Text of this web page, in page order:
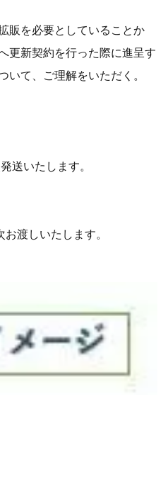
販を必要としていることか
更新契約を行った際に進呈す
いて、ご理解をいただく。
送いたします。
渡しいたします。